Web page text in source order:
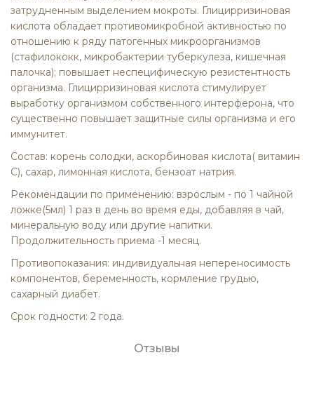
затрудненным выделением мокроты. Глицирризиновая
кислота обладает противомикробной активностью по
отношению к ряду патогенных микроорганизмов
(стафилококк, микробактерии туберкулеза, кишечная
палочка); повышает неспецифическую резистентность
организма. Глицирризиновая кислота стимулирует
выработку организмом собственного интерферона, что
существенно повышает защитные силы организма и его
иммунитет.
Состав: корень солодки, аскорбиновая кислота( витамин
С), сахар, лимонная кислота, бензоат натрия.
Рекомендации по применению: взрослым - по 1 чайной
ложке(5мл) 1 раз в день во время еды, добавляя в чай,
минеральную воду или другие напитки.
Продолжительность приема -1 месяц.
Противопоказания: индивидуальная непереносимость
компонентов, беременность, кормление грудью,
сахарный диабет.
Срок годности: 2 года.
Отзывы